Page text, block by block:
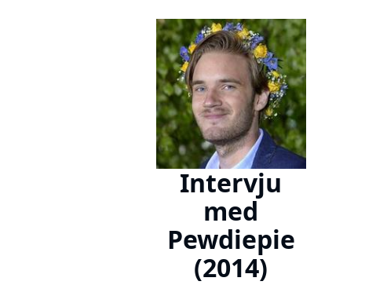
Intervju
med
Pewdiepie
(2014)